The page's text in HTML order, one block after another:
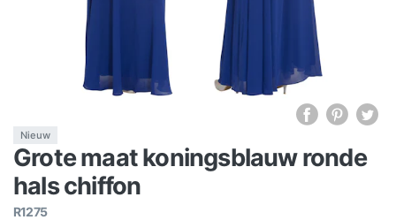
Nieuw
Grote maat koningsblauw ronde
hals chiffon
R1275